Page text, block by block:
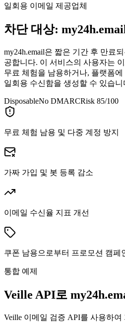
일회용 이메일 제공업체
차단 대상:
my24h.email은 짧은 기간 후 만료
공합니다. 이 서비스의 사용자는
무료 체험을 남용하거나, 플랫폼
일회용 수신함을 생성할 수 있습니
DisposableNo DMARCRisk 85/100
무료 체험 남용 및 다중 계정 방지
가짜 가입 및 봇 등록 감소
이메일 수신율 지표 개선
쿠폰 남용으로부터 프로모션 캠페
통합 예제
Veille API로
Veille 이메일 검증 API를 사용하